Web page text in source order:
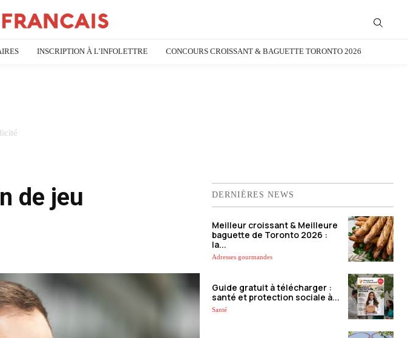
INSCRIPTION À L’INFOLETTRE CONCOURS CROISSANT & BAGUETTE TORONTO 2026
de jeu
DERNIÈRES NEWS
Meilleur croissant & Meilleure
baguette de Toronto 2026 :
la...
Adresses gourmandes
Guide gratuit à télécharger :
santé et protection sociale à...
Santé